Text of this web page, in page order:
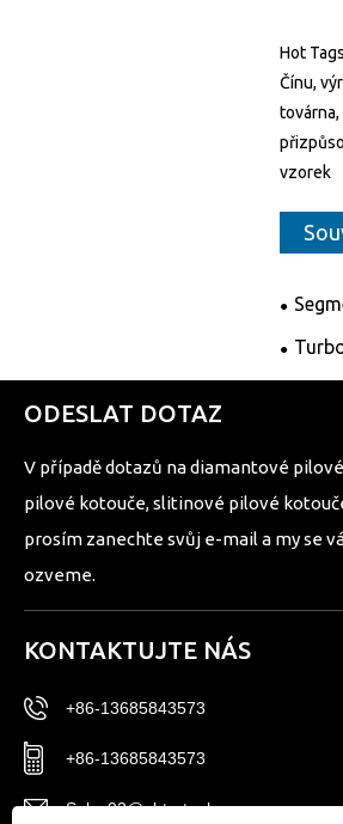
Hot
Čínu,
vzorek
ODESLAT DOTAZ
V případě dotazů na diamantové
pilové kotouče, slitinové pilové
prosím zanechte svůj e-mail a my se
ozveme.
KONTAKTUJTE NÁS
+86-13685843573
+86-13685843573
Sales02@nbtg-tools.com